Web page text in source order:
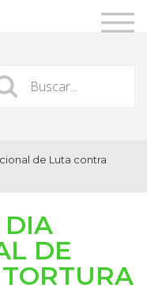
de Luta contra
DIA
DE